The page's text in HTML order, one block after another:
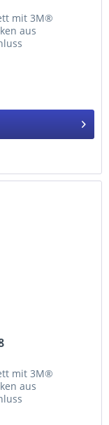
mit 3M®
aus
mit 3M®
aus